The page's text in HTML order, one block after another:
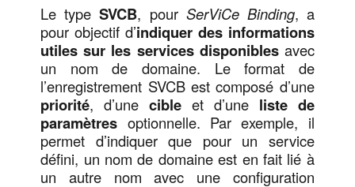
Le typeSVCB, pour SerViCe Binding, a
pour objectif d’indiquer des informations
utiles sur les services disponiblesavec
un nom de domaine. Le format de
l’enregistrement SVCB est composé d’une
priorité, d’unecible et d’une liste de
paramètres optionnelle. Par exemple, il
permet d’indiquer que pour un service
défini, un nom de domaine est en fait lié à
un autre nom avec une configuration